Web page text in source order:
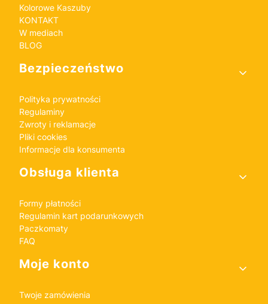
Kolorowe Kaszuby
KONTAKT
W mediach
BLOG
Bezpieczeństwo
Polityka prywatności
Regulaminy
Zwroty i reklamacje
Pliki cookies
Informacje dla konsumenta
Obsługa klienta
Formy płatności
Regulamin kart podarunkowych
Paczkomaty
FAQ
Moje konto
Twoje zamówienia